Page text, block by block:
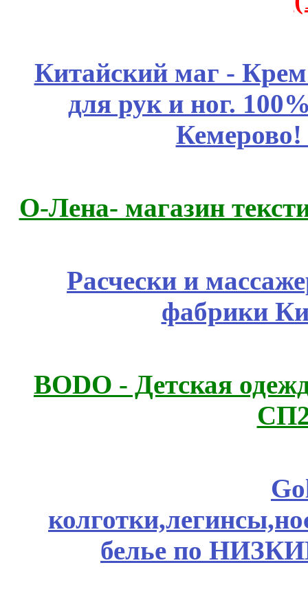
Китайский маг -
для рук и ног.
О-Лена- магазин
Расчески и
фабрики
BODO - Детская
белье по